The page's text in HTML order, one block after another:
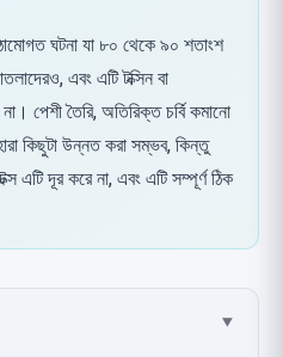
ঘটনা যা ৮০ থেকে ৯০ শতাংশ
এবং এটি টক্সিন বা
পেশী তৈরি, অতিরিক্ত চর্বি কমানো
কিছুটা উন্নত করা সম্ভব, কিন্তু
এটি দূর করে না, এবং এটি সম্পূর্ণ ঠিক
▾